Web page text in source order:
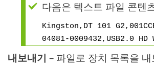
다음은 텍스트 파일 콘텐
Kingston,DT 101
04081-0009432,USB2.0 HD
내보내기 – 파일로 장치 목록을